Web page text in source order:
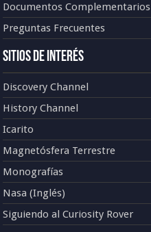
Documentos Complementarios
Preguntas Frecuentes
Sitios de Interés
Discovery Channel
History Channel
Icarito
Magnetósfera Terrestre
Monografías
Nasa (Inglés)
Siguiendo al Curiosity Rover